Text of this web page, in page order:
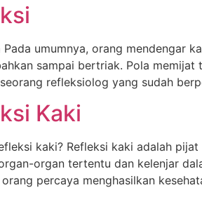
umumnya, orang mendengar
sampai bertriak. Pola
refleksiolog yang sudah
Kaki
kaki? Refleksi kaki adalah
organ tertentu dan kelenjar
percaya menghasilkan